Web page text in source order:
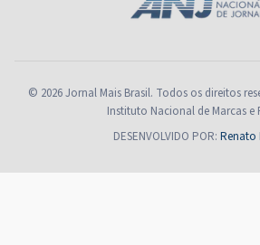
© 2026 Jornal Mais Brasil. Todos os direitos
Instituto Nacional de Marcas e
DESENVOLVIDO POR: Renato